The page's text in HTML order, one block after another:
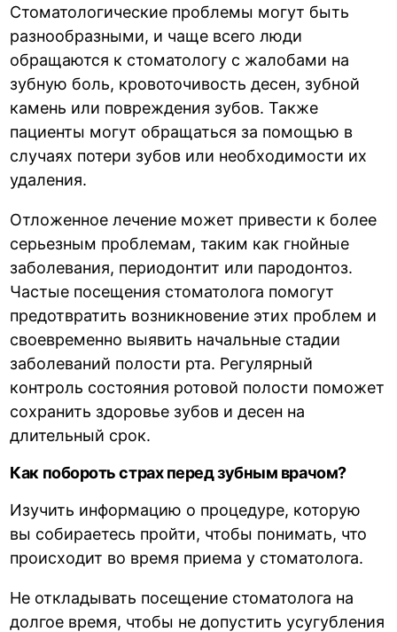
Стоматологические проблемы могут быть
разнообразными, и чаще всего люди
обращаются к стоматологу с жалобами на
зубную боль, кровоточивость десен, зубной
камень или повреждения зубов. Также
пациенты могут обращаться за помощью в
случаях потери зубов или необходимости их
удаления.
Отложенное лечение может привести к более
серьезным проблемам, таким как гнойные
заболевания, периодонтит или пародонтоз.
Частые посещения стоматолога помогут
предотвратить возникновение этих проблем и
своевременно выявить начальные стадии
заболеваний полости рта. Регулярный
контроль состояния ротовой полости поможет
сохранить здоровье зубов и десен на
длительный срок.
Как побороть страх перед зубным врачом?
Изучить информацию о процедуре, которую
вы собираетесь пройти, чтобы понимать, что
происходит во время приема у стоматолога.
Не откладывать посещение стоматолога на
долгое время, чтобы не допустить усугубления